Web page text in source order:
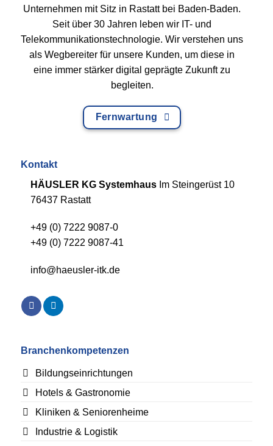
Unternehmen mit Sitz in Rastatt bei Baden-Baden.
Seit über 30 Jahren leben wir IT- und
Telekommunikationstechnologie. Wir verstehen uns
als Wegbereiter für unsere Kunden, um diese in
eine immer stärker digital geprägte Zukunft zu
begleiten.
Fernwartung
Kontakt
HÄUSLER KG Systemhaus Im Steingerüst 10
76437 Rastatt
+49 (0) 7222 9087-0
+49 (0) 7222 9087-41
info@haeusler-itk.de
Branchenkompetenzen
Bildungseinrichtungen
Hotels & Gastronomie
Kliniken & Seniorenheime
Industrie & Logistik